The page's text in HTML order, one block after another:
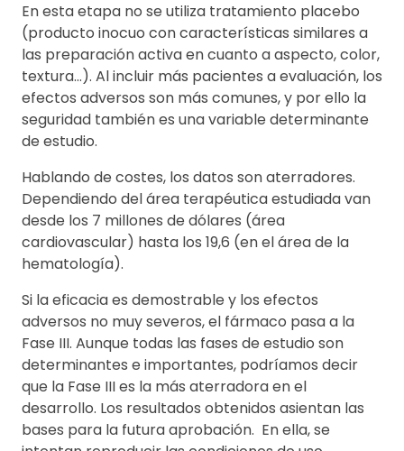
En esta etapa no se utiliza tratamiento placebo
(producto inocuo con características similares a
las preparación activa en cuanto a aspecto, color,
textura…). Al incluir más pacientes a evaluación, los
efectos adversos son más comunes, y por ello la
seguridad también es una variable determinante
de estudio.
Hablando de costes, los datos son aterradores.
Dependiendo del área terapéutica estudiada van
desde los 7 millones de dólares (área
cardiovascular) hasta los 19,6 (en el área de la
hematología).
Si la eficacia es demostrable y los efectos
adversos no muy severos, el fármaco pasa a la
Fase III. Aunque todas las fases de estudio son
determinantes e importantes, podríamos decir
que la Fase III es la más aterradora en el
desarrollo. Los resultados obtenidos asientan las
bases para la futura aprobación. En ella, se